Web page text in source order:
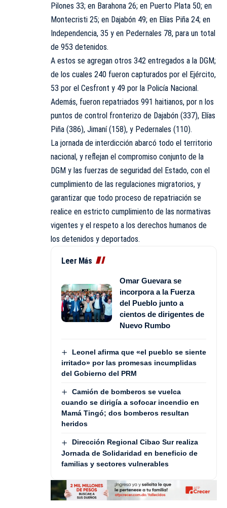
Pilones 33; en Barahona 26; en Puerto Plata 50; en
Montecristi 25; en Dajabón 49; en Elías Piña 24; en
Independencia, 35 y en Pedernales 78, para un total
de 953 detenidos.
A estos se agregan otros 342 entregados a la DGM;
de los cuales 240 fueron capturados por el Ejército,
53 por el Cesfront y 49 por la Policía Nacional.
Además, fueron repatriados 991 haitianos, por n los
puntos de control fronterizo de Dajabón (337), Elías
Piña (386), Jimaní (158), y Pedernales (110).
La jornada de interdicción abarcó todo el territorio
nacional, y reflejan el compromiso conjunto de la
DGM y las fuerzas de seguridad del Estado, con el
cumplimiento de las regulaciones migratorios, y
garantizar que todo proceso de repatriación se
realice en estricto cumplimiento de las normativas
vigentes y el respeto a los derechos humanos de
los detenidos y deportados.
Leer Más
Omar Guevara se
incorpora a la Fuerza
del Pueblo junto a
cientos de dirigentes de
Nuevo Rumbo
Leonel afirma que «el pueblo se siente
irritado» por las promesas incumplidas
del Gobierno del PRM
Camión de bomberos se vuelca
cuando se dirigía a sofocar incendio en
Mamá Tingó; dos bomberos resultan
heridos
Dirección Regional Cibao Sur realiza
Jornada de Solidaridad en beneficio de
familias y sectores vulnerables